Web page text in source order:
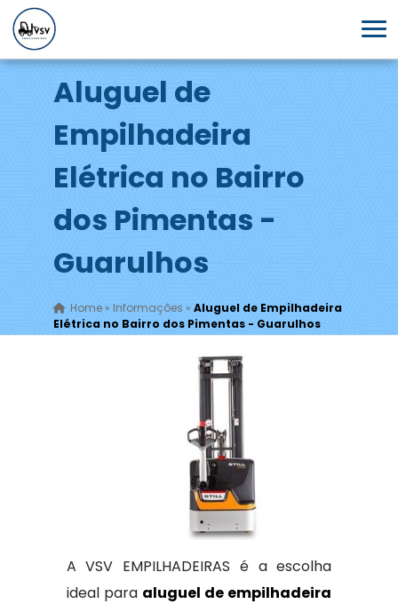
Aluguel de
Empilhadeira
Elétrica no Bairro
dos Pimentas -
Guarulhos
Home» Informações » Aluguel de Empilhadeira
Elétrica no Bairro dos Pimentas - Guarulhos
A VSV EMPILHADEIRAS é a escolha
ideal para aluguel de empilhadeira